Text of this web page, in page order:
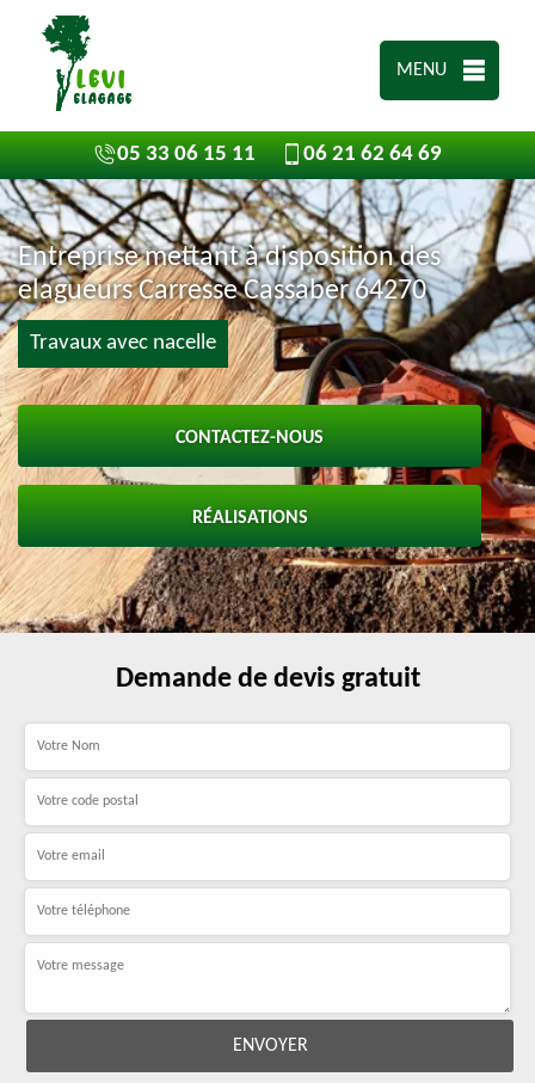
MENU
05 33 06 15 11 06 21 62 64 69
Entreprise mettant à disposition des
elagueurs Carresse Cassaber 64270
Travaux avec nacelle
CONTACTEZ-NOUS
RÉALISATIONS
Demande de devis gratuit